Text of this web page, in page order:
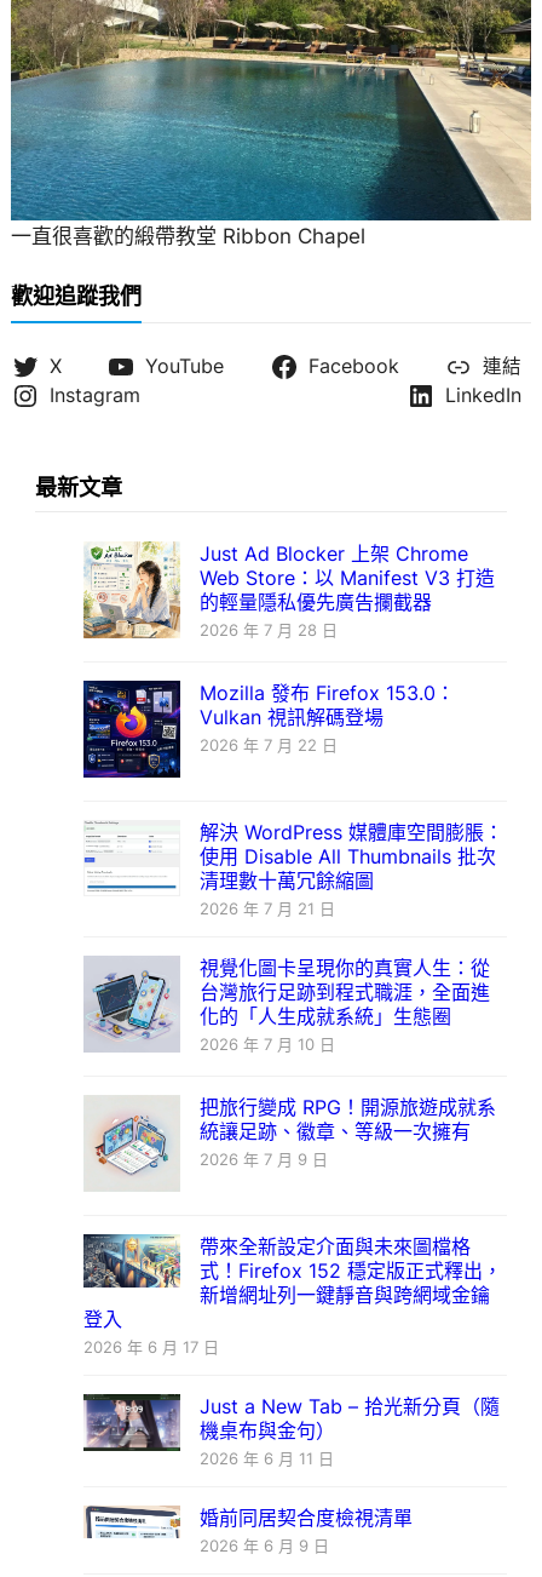
一直很喜歡的緞帶教堂 Ribbon Chapel
歡迎追蹤我們
X YouTube Facebook
連結
Instagram
LinkedIn
最新文章
Just Ad Blocker 上架 Chrome
Web Store：以 Manifest V3 打造
的輕量隱私優先廣告攔截器
2026 年 7 月 28 日
Mozilla 發布 Firefox 153.0：
Vulkan 視訊解碼登場
2026 年 7 月 22 日
解決 WordPress 媒體庫空間膨脹：
使用 Disable All Thumbnails 批次
清理數十萬冗餘縮圖
2026 年 7 月 21 日
視覺化圖卡呈現你的真實人生：從
台灣旅行足跡到程式職涯，全面進
化的「人生成就系統」生態圈
2026 年 7 月 10 日
把旅行變成 RPG！開源旅遊成就系
統讓足跡、徽章、等級一次擁有
2026 年 7 月 9 日
帶來全新設定介面與未來圖檔格
式！Firefox 152 穩定版正式釋出，
新增網址列一鍵靜音與跨網域金鑰
登入
2026 年 6 月 17 日
Just a New Tab – 拾光新分頁（隨
機桌布與金句）
2026 年 6 月 11 日
婚前同居契合度檢視清單
2026 年 6 月 9 日